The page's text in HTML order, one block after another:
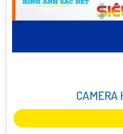
CAMERA